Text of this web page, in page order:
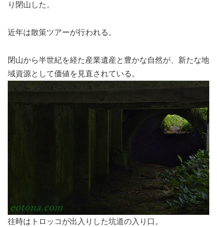
り閉山した。
近年は散策ツアーが行われる。
閉山から半世紀を経た産業遺産と豊かな自然が、新たな地
域資源として価値を見直されている。
往時はトロッコが出入りした坑道の入り口。